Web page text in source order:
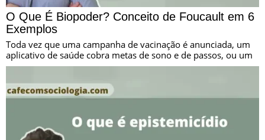
O Que É Biopoder? Conceito de Foucault em 6
Exemplos
Toda vez que uma campanha de vacinação é anunciada, um
aplicativo de saúde cobra metas de sono e de passos, ou um